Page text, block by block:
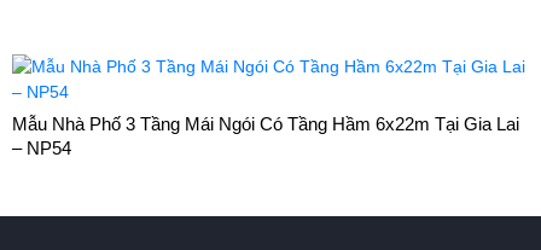
Mẫu Nhà Phố 3 Tầng Mái Ngói Có Tầng Hầm 6x22m Tại Gia Lai
– NP54